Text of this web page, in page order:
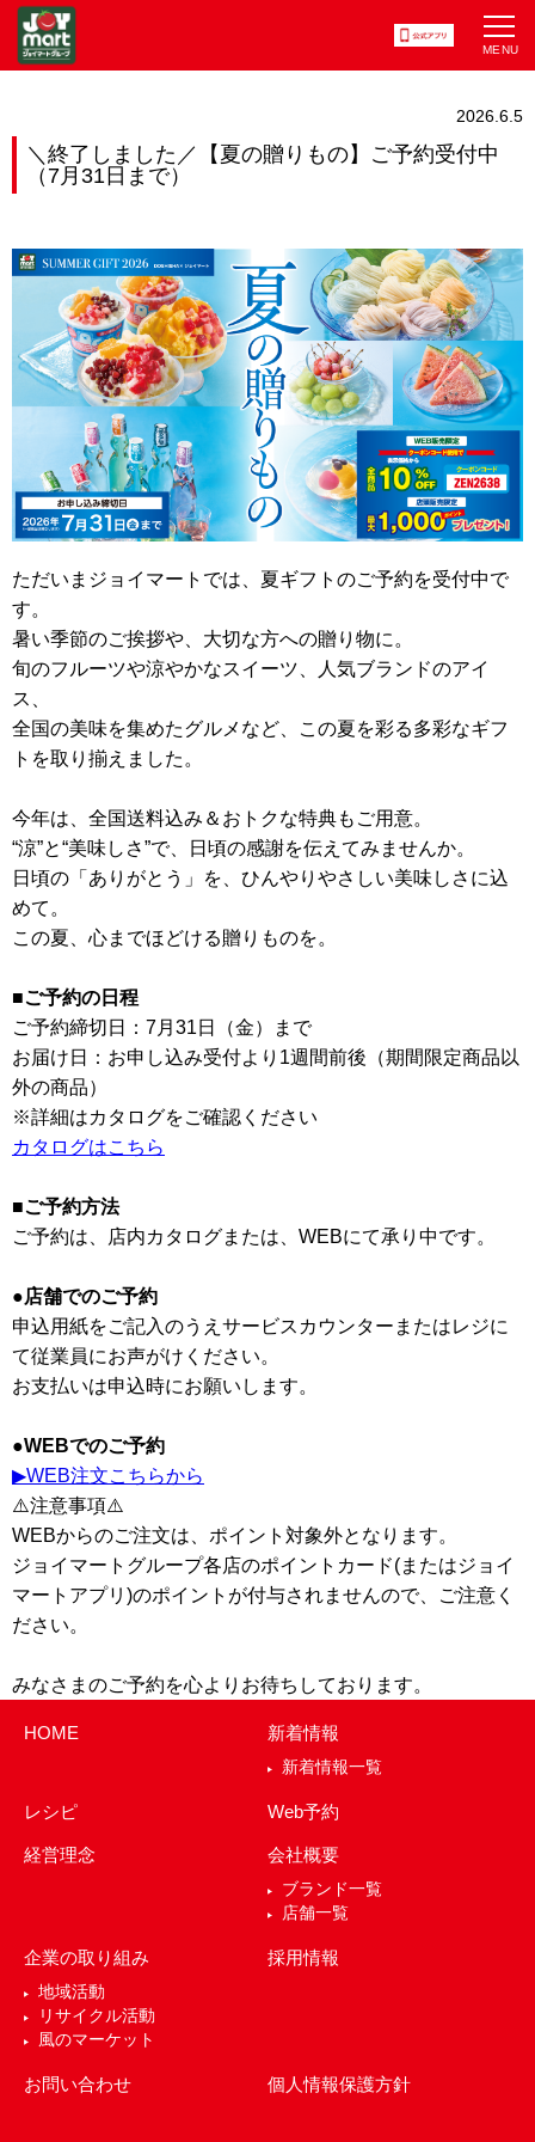
2026.6.5
＼終了しました／【夏の贈りもの】ご予約受付中
（7月31日まで）
ただいまジョイマートでは、夏ギフトのご予約を受付中で
す。
暑い季節のご挨拶や、大切な方への贈り物に。
旬のフルーツや涼やかなスイーツ、人気ブランドのアイ
ス、
全国の美味を集めたグルメなど、この夏を彩る多彩なギフ
トを取り揃えました。
今年は、全国送料込み＆おトクな特典もご用意。
“涼”と“美味しさ”で、日頃の感謝を伝えてみませんか。
日頃の「ありがとう」を、ひんやりやさしい美味しさに込
めて。
この夏、心までほどける贈りものを。
■ご予約の日程
ご予約締切日：7月31日（金）まで
お届け日：お申し込み受付より1週間前後（期間限定商品以
外の商品）
※詳細はカタログをご確認ください
カタログはこちら
■ご予約方法
ご予約は、店内カタログまたは、WEBにて承り中です。
●店舗でのご予約
申込用紙をご記入のうえサービスカウンターまたはレジに
て従業員にお声がけください。
お支払いは申込時にお願いします。
●WEBでのご予約
▶WEB注文こちらから
⚠️注意事項⚠️
WEBからのご注文は、ポイント対象外となります。
ジョイマートグループ各店のポイントカード(またはジョイ
マートアプリ)のポイントが付与されませんので、ご注意く
ださい。
みなさまのご予約を心よりお待ちしております。
HOME 新着情報
新着情報一覧
レシピ Web予約
経営理念 会社概要
ブランド一覧
店舗一覧
企業の取り組み
地域活動
リサイクル活動
風のマーケット
採用情報
お問い合わせ 個人情報保護方針